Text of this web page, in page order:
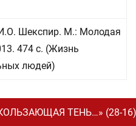
Шекспир. М.: Молодая
474 с. (Жизнь
людей)
ТЕНЬ…» (28-16)